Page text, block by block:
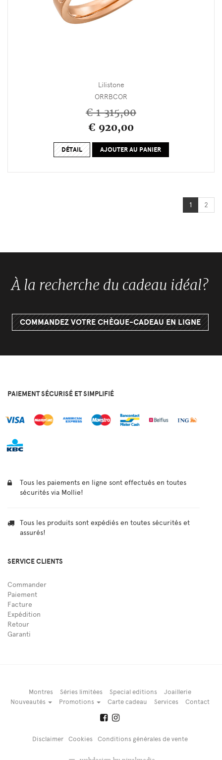
Lilistone
ORRBCOR
€ 1 315,00
€ 920,00
DÉTAIL AJOUTER AU PANIER
1 2
À la recherche du cadeau idéal?
COMMANDEZ VOTRE CHÈQUE-CADEAU EN LIGNE
PAIEMENT SÉCURISÉ ET SIMPLIFIÉ
Tous les paiements en ligne sont effectués en toutes
sécurités via Mollie!
Tous les produits sont expédiés en toutes sécurités et
assurés!
SERVICE CLIENTS
Commander
Paiement
Facture
Expédition
Retour
Garanti
Montres Séries limitées Special editions
Joaillerie
Nouveautés
Promotions Carte cadeau Services Contact
Disclaimer Cookies Conditions générales de vente